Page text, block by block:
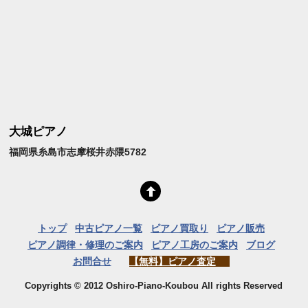
大城ピアノ
福岡県糸島市志摩桜井赤隈5782
トップ 中古ピアノ一覧 ピアノ買取り
ピアノ販売
ピアノ調律・修理のご案内
ピアノ工房のご案内
ブログ
お問合せ
【無料】ピアノ査定
Copyrights © 2012 Oshiro-Piano-Koubou All rights Reserved